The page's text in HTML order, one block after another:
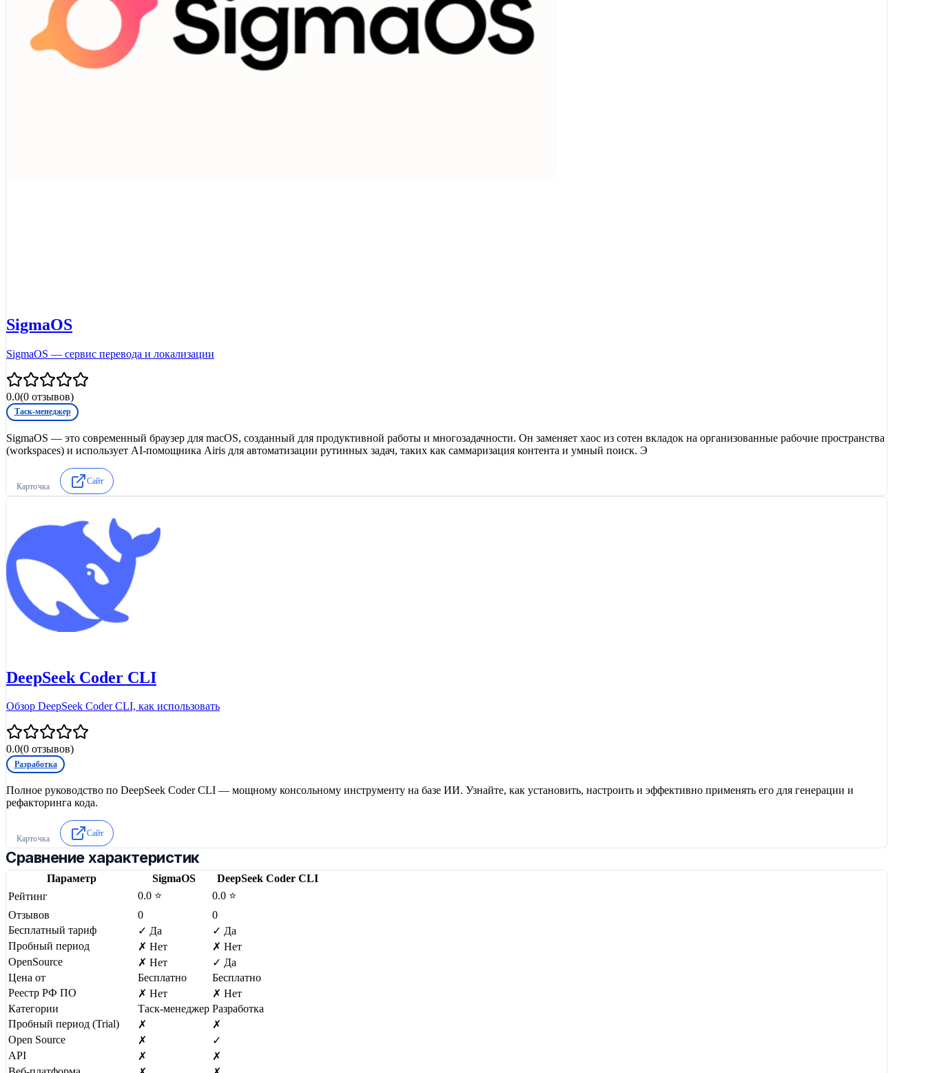
SigmaOS
SigmaOS — сервис перевода и локализации
0.0(0 отзывов)
Таск-менеджер
SigmaOS — это современный браузер для macOS, созданный для продуктивной работы и многозадачности. Он заменяет хаос из сотен вкладок на организованные рабочие пространства
(workspaces) и использует AI-помощника Airis для автоматизации рутинных задач, таких как саммаризация контента и умный поиск. Э
Карточка
Сайт
DeepSeek Coder CLI
Обзор DeepSeek Coder CLI, как использовать
0.0(0 отзывов)
Разработка
Полное руководство по DeepSeek Coder CLI — мощному консольному инструменту на базе ИИ. Узнайте, как установить, настроить и эффективно применять его для генерации и
рефакторинга кода.
Карточка
Сайт
Сравнение характеристик
Параметр SigmaOS
DeepSeek Coder CLI
Рейтинг
0.0 ⭐
0.0 ⭐
Отзывов
0
0
Бесплатный тариф
✓ Да
✓ Да
Пробный период
✗ Нет
✗ Нет
OpenSource
✗ Нет
✓ Да
Цена от
Бесплатно
Бесплатно
Реестр РФ ПО
✗ Нет
✗ Нет
Категории
Таск-менеджер Разработка
Пробный период (Trial)
✗
✗
Open Source
✗
✓
API
✗
✗